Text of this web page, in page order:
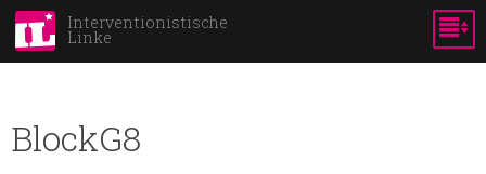
Direkt
Inhalt
Interventionistische
Linke
BlockG8